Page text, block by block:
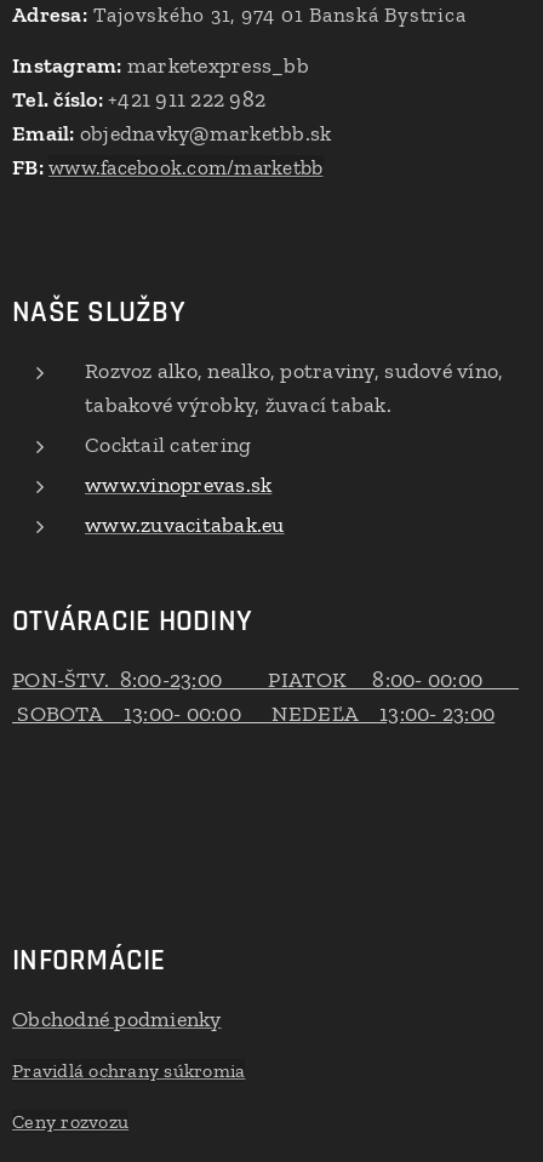
Adresa:Tajovského 31, 974 01 Banská Bystrica
Instagram: marketexpress_bb
Tel. číslo:+421 911 222 982
Email: objednavky@marketbb.sk
FB: www.facebook.com/marketbb
NAŠE SLUŽBY
Rozvoz alko, nealko, potraviny, sudové víno,
tabakové výrobky, žuvací tabak.
Cocktail catering
www.vinoprevas.sk
www.zuvacitabak.eu
OTVÁRACIE HODINY
PON-ŠTV. 8:00-23:00 PIATOK 8:00- 00:00
SOBOTA 13:00- 00:00 NEDEĽA 13:00- 23:00
INFORMÁCIE
Obchodné podmienky
Pravidlá ochrany súkromia
Ceny rozvozu